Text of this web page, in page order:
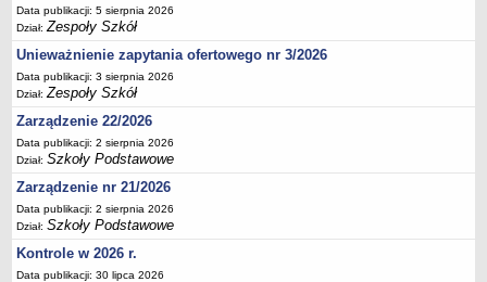
Data publikacji: 5 sierpnia 2026
Dział:Zespoły Szkół
Unieważnienie zapytania ofertowego nr 3/2026
Data publikacji: 3 sierpnia 2026
Dział:Zespoły Szkół
Zarządzenie 22/2026
Data publikacji: 2 sierpnia 2026
Dział:Szkoły Podstawowe
Zarządzenie nr 21/2026
Data publikacji: 2 sierpnia 2026
Dział:Szkoły Podstawowe
Kontrole w 2026 r.
Data publikacji: 30 lipca 2026